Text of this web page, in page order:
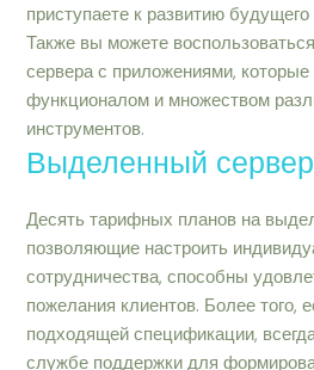
приступаете к развитию будущего
Также вы можете
сервера с приложениями,
функционалом и множеством
инструментов.
Выделенный сервер
Десять тарифных планов на
позволяющие настроить
сотрудничества, способны
пожелания клиентов. Более того,
подходящей спецификации,
службе поддержки для